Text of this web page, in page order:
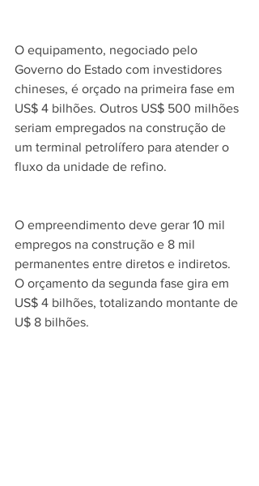
O equipamento, negociado pelo
Governo do Estado com investidores
chineses, é orçado na primeira fase em
US$ 4 bilhões. Outros US$ 500 milhões
seriam empregados na construção de
um terminal petrolífero para atender o
fluxo da unidade de refino.
O empreendimento deve gerar 10 mil
empregos na construção e 8 mil
permanentes entre diretos e indiretos.
O orçamento da segunda fase gira em
US$ 4 bilhões, totalizando montante de
U$ 8 bilhões.